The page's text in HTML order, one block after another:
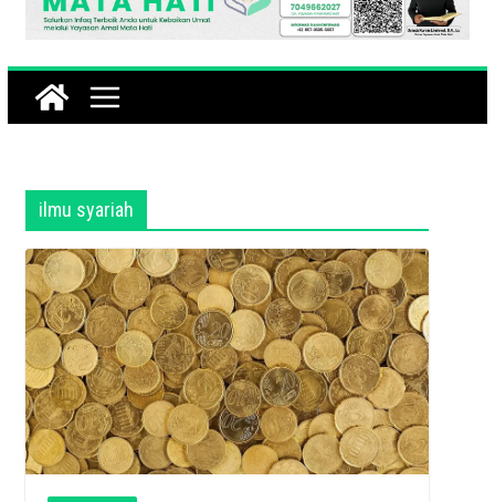
ilmu syariah